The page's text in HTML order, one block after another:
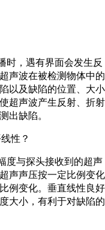
时，遇有界面会发生反
声波在被检测物体中的
以及缺陷的位置、大小
超声波产生反射、折射
出缺陷。
性？
度与探头接收到的超声
声声压按一定比例变化
例变化。垂直线性良好
大小，有利于对缺陷的